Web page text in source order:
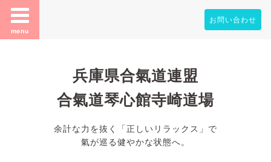
menu
お問い合わせ
兵庫県合氣道連盟
合氣道琴心館寺崎道場
余計な力を抜く「正しいリラックス」で
氣が巡る健やかな状態へ。